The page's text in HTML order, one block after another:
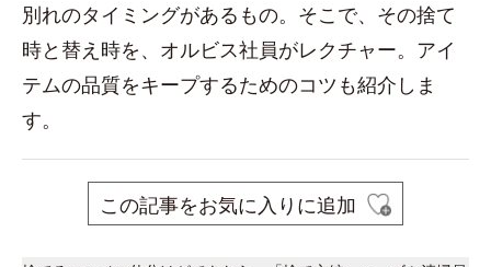
別れのタイミングがあるもの。そこで、その捨て
時と替え時を、オルビス社員がレクチャー。アイ
テムの品質をキープするためのコツも紹介しま
す。
この記事をお気に入りに追加